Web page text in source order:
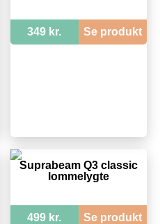
349 kr. Se produkt
Suprabeam Q3 classic
lommelygte
499 kr. Se produkt